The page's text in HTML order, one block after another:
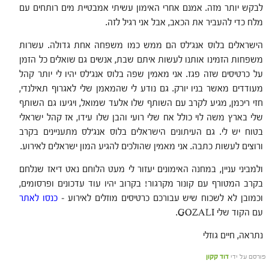
לבקש יותר מזה. אמנם אחרי האימון עשיתי אמבטיית מים רותחים עם
מלח כדי להעביר את הכאב, אבל אני רגיל לזה.
הישראלים בלוס אנג'לס הם ממש כמו משפחה אחת גדולה. עשרות
משפחות הזמינו אותנו לעשות איתם שבת, אנשים גם שואלים כל הזמן
על כרטיסים שזה פגז. אני מאמין שפה בלוס אנג'לס יהיו לי יותר קהל
מעודדים מאשר בניו יורק. גם נודע לי שהמאמן שלי לאגרוף תאילנדי,
חזי ריכמן, מגיע לקרב עם השותף שלו אלעד שמואל, ויגיעו גם השותף
שלי בארץ משה לוי כולל אח שלי רועי והבן שלו עידו, אז קהל ישראלי
בטוח יש לי. גם העיתונים הישראלים בלוס אנג'לס מתעניינים בקרב
ורוצים לעשות כתבה. אני מאמין שהולכים להגיע המון ישראלים לאירוע.
ולמביני עניין, במחנה האימונים יעזור לי מעט הלוחם נאט דיאז שנלחם
בקרב המטורף עם קונור מקרגור! בקרוב יהיו עוד עדכונים ופרסומים,
וכמובן לא לשכוח שיש עבורכם כרטיסים מוזלים לאירוע – כנסו לאתר
עם הקוד שלי GOZALI.
נתראה, חיים גוזלי
פורסם על ידי דוד קקון